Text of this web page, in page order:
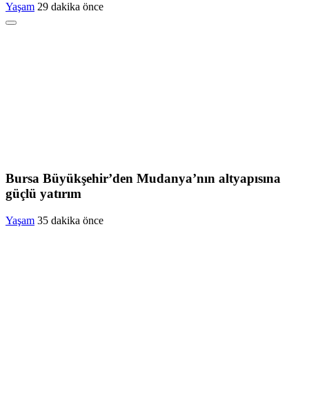
Yaşam 29 dakika önce
Bursa Büyükşehir’den Mudanya’nın altyapısına
güçlü yatırım
Yaşam 35 dakika önce